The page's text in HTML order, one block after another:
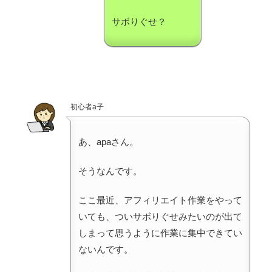
サボりぐせ？
初心者a子
あ、apaさん。
そうなんです。
ここ最近、アフィリエイト作業をやって
いても、ついサボりぐせみたいのが出て
しまって思うように作業に集中できてい
ないんです。